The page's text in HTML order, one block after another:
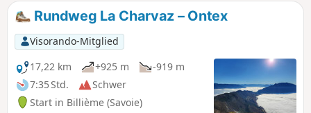
Rundweg La Charvaz – Ontex
Visorando-Mitglied
17,22 km
+925 m
-919 m
7:35 Std.
Schwer
Start in Billième (Savoie)